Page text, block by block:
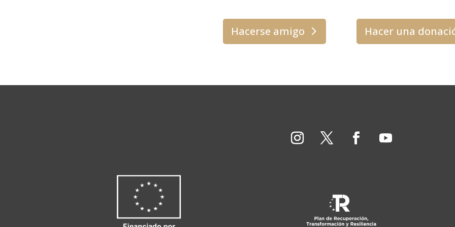
Hacerse amigo Hacer una